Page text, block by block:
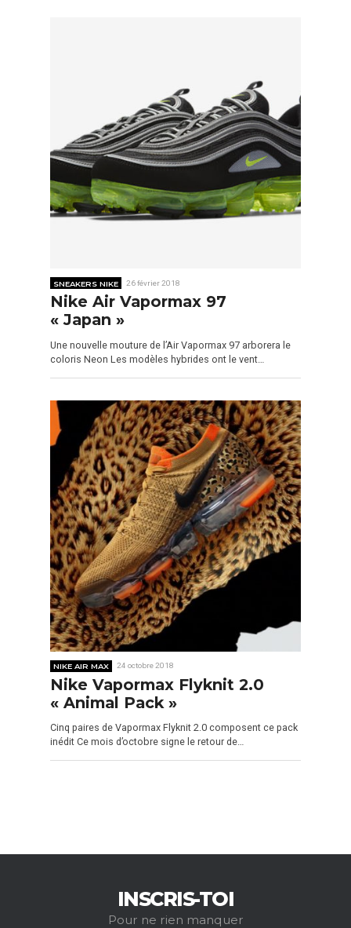
SNEAKERS NIKE 26 février 2018
Nike Air Vapormax 97
« Japan »
Une nouvelle mouture de l’Air Vapormax 97 arborera le
coloris Neon Les modèles hybrides ont le vent…
NIKE AIR MAX 24 octobre 2018
Nike Vapormax Flyknit 2.0
« Animal Pack »
Cinq paires de Vapormax Flyknit 2.0 composent ce pack
inédit Ce mois d’octobre signe le retour de…
INSCRIS-TOI
Pour ne rien manquer